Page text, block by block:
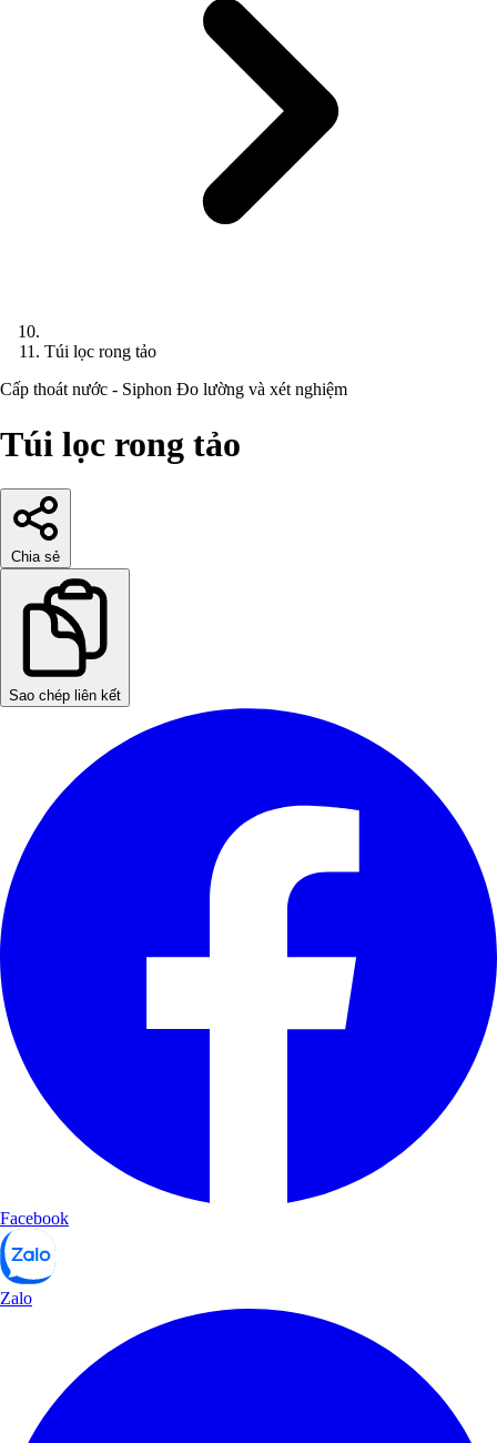
Túi lọc rong tảo
Cấp thoát nước - Siphon Đo lường và xét nghiệm
Túi lọc rong tảo
Chia sẻ
Sao chép liên kết
Facebook
Zalo